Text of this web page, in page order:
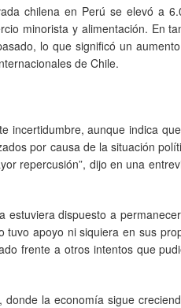
chilena en Perú se elevó a
minorista y alimentación. En
lo que significó un
de Chile.
incertidumbre, aunque indica
por causa de la situación
repercusión”, dijo en una
estuviera dispuesto a
tuvo apoyo ni siquiera en sus
frente a otros intentos que
donde la economía sigue